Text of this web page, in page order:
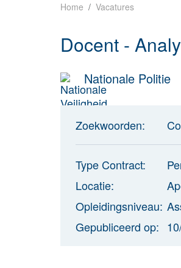
Home Vacatures
Docent -
Nationale Politie
Zoekwoorden:
Type Contract:
Locatie:
Opleidingsniveau:
Gepubliceerd op: